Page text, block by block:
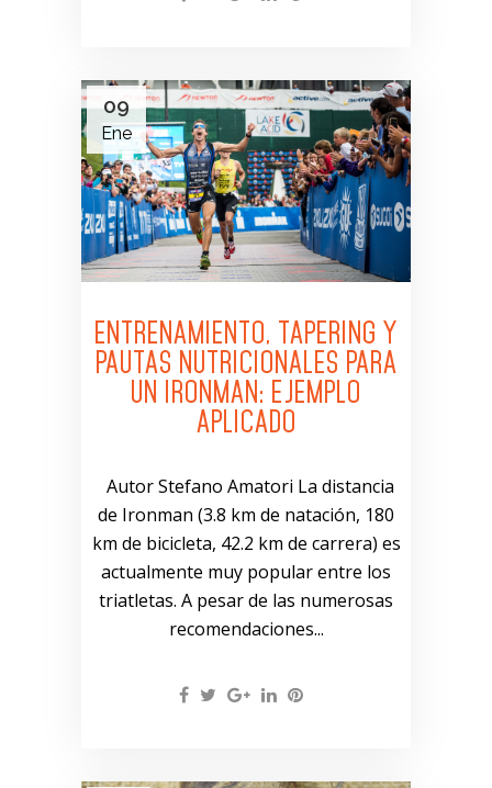
09
Ene
ENTRENAMIENTO, TAPERING Y
PAUTAS NUTRICIONALES PARA
UN IRONMAN: EJEMPLO
APLICADO
Autor Stefano Amatori La distancia
de Ironman (3.8 km de natación, 180
km de bicicleta, 42.2 km de carrera) es
actualmente muy popular entre los
triatletas. A pesar de las numerosas
recomendaciones...